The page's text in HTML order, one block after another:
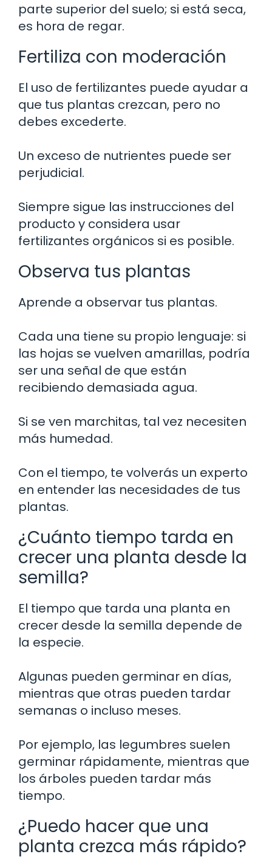
parte superior del suelo; si está seca,
es hora de regar.
Fertiliza con moderación
El uso de fertilizantes puede ayudar a
que tus plantas crezcan, pero no
debes excederte.
Un exceso de nutrientes puede ser
perjudicial.
Siempre sigue las instrucciones del
producto y considera usar
fertilizantes orgánicos si es posible.
Observa tus plantas
Aprende a observar tus plantas.
Cada una tiene su propio lenguaje: si
las hojas se vuelven amarillas, podría
ser una señal de que están
recibiendo demasiada agua.
Si se ven marchitas, tal vez necesiten
más humedad.
Con el tiempo, te volverás un experto
en entender las necesidades de tus
plantas.
¿Cuánto tiempo tarda en
crecer una planta desde la
semilla?
El tiempo que tarda una planta en
crecer desde la semilla depende de
la especie.
Algunas pueden germinar en días,
mientras que otras pueden tardar
semanas o incluso meses.
Por ejemplo, las legumbres suelen
germinar rápidamente, mientras que
los árboles pueden tardar más
tiempo.
¿Puedo hacer que una
planta crezca más rápido?